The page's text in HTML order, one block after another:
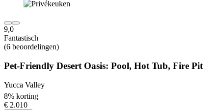
9,0
Fantastisch
(6 beoordelingen)
Pet-Friendly Desert Oasis: Pool, Hot Tub, Fire Pit
Yucca Valley
8% korting
€ 2.010